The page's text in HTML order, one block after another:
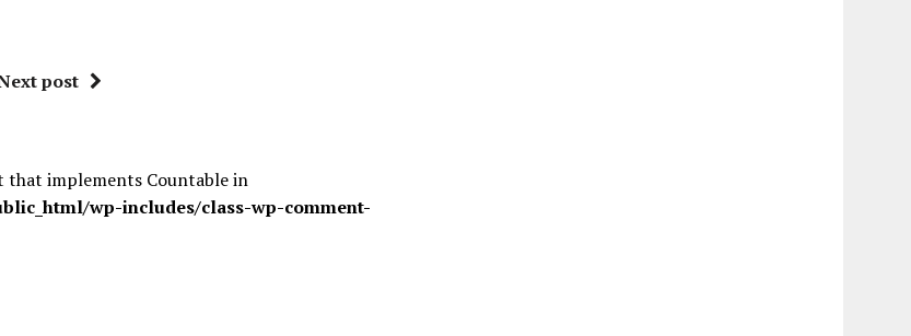
post
that implements Countable in
wp-includes/class-wp-comment-